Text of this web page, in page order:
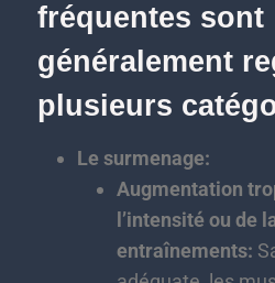
fréquentes sont
généralement
plusieurs
Le surmenage:
Augmentation
l’intensité ou de
entraînements: